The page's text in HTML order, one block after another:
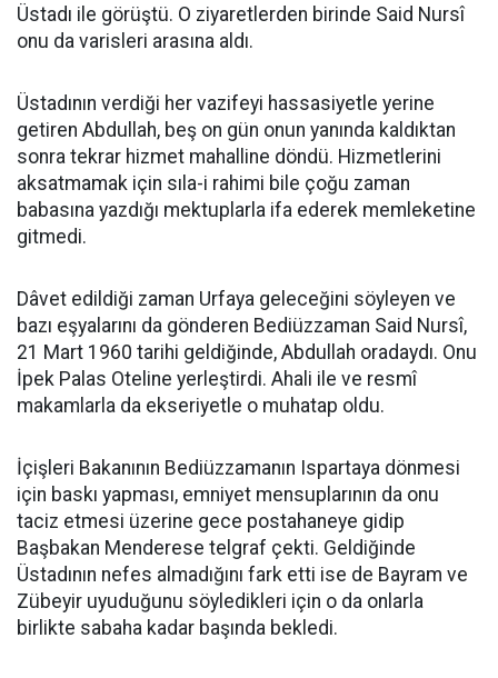
Üstadı ile görüştü. O ziyaretlerden birinde Said Nursî
onu da varisleri arasına aldı.
Üstadının verdiği her vazifeyi hassasiyetle yerine
getiren Abdullah, beş on gün onun yanında kaldıktan
sonra tekrar hizmet mahalline döndü. Hizmetlerini
aksatmamak için sıla-i rahimi bile çoğu zaman
babasına yazdığı mektuplarla ifa ederek memleketine
gitmedi.
Dâvet edildiği zaman Urfaya geleceğini söyleyen ve
bazı eşyalarını da gönderen Bediüzzaman Said Nursî,
21 Mart 1960 tarihi geldiğinde, Abdullah oradaydı. Onu
İpek Palas Oteline yerleştirdi. Ahali ile ve resmî
makamlarla da ekseriyetle o muhatap oldu.
İçişleri Bakanının Bediüzzamanın Ispartaya dönmesi
için baskı yapması, emniyet mensuplarının da onu
taciz etmesi üzerine gece postahaneye gidip
Başbakan Menderese telgraf çekti. Geldiğinde
Üstadının nefes almadığını fark etti ise de Bayram ve
Zübeyir uyuduğunu söyledikleri için o da onlarla
birlikte sabaha kadar başında bekledi.